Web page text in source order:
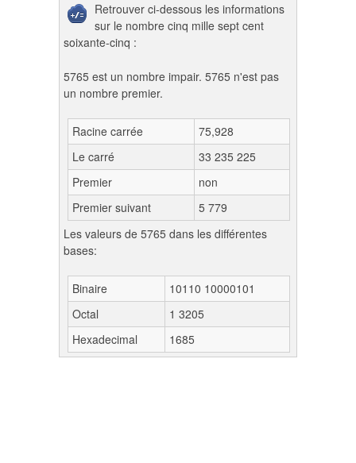
Retrouver ci-dessous les informations
sur le nombre cinq mille sept cent
soixante-cinq :
5765 est un nombre impair. 5765 n'est pas
un nombre premier.
Racine carrée
75,928
Le carré
33 235 225
Premier
non
Premier suivant
5 779
Les valeurs de 5765 dans les différentes
bases:
Binaire
10110 10000101
Octal
1 3205
Hexadecimal
1685